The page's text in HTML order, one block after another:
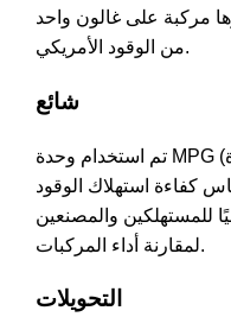
مركبة على غالون واحد
من الوقود الأمريكي.
شائع
تم استخدام وحدة MPG (الولايات المتحدة) في الولايات المتحدة
كفاءة استهلاك الوقود
للمستهلكين والمصنعين
لمقارنة أداء المركبات.
التحويلات